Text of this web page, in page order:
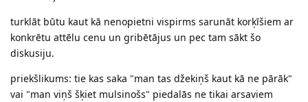
turklāt būtu kaut kā nenopietni vispirms sarunāt korķīšiem ar
konkrētu attēlu cenu un gribētājus un pec tam sākt šo
diskusiju.
priekšlikums: tie kas saka "man tas džekiņš kaut kā ne pārāk"
vai "man viņš šķiet mulsinošs" piedalās ne tikai arsaviem